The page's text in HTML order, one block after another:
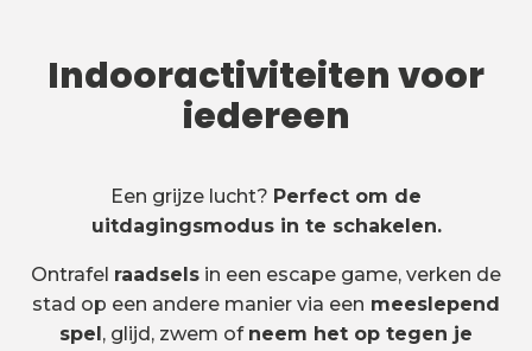
Indooractiviteiten voor
iedereen
Een grijze lucht? Perfect om de
uitdagingsmodus in te schakelen.
Ontrafel raadsels in een escape game, verken de
stad op een andere manier via een meeslepend
spel, glijd, zwem of neem het op tegen je